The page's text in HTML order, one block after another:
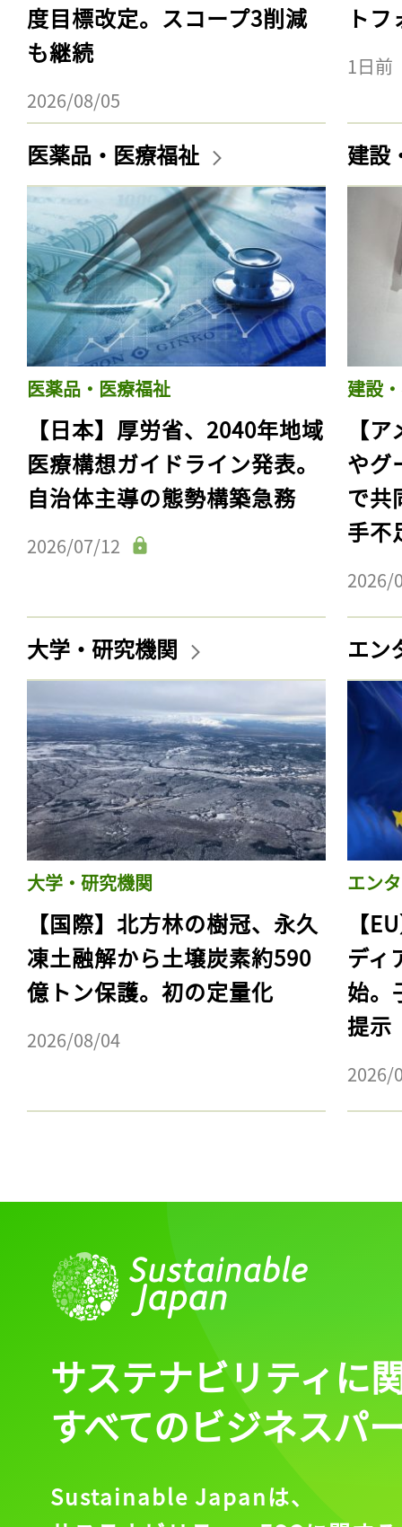
度目標改定。スコープ3削減
も継続
2026/08/05
ト
1日前
医薬品・医療福祉
医薬品・医療福祉
【日本】厚労省、2040年地域
医療構想ガイドライン発表。
自治体主導の態勢構築急務
2026/07/12
建設
建設
【
やグ
で共
手不
2026/
大学・研究機関
大学・研究機関
【国際】北方林の樹冠、永久
凍土融解から土壌炭素約590
億トン保護。初の定量化
2026/08/04
エン
エン
【
ディ
始。
提示
2026/
記事をお気に入りに
ログインが必
サステナビリティに
すべてのビジネスパ
Sustainable Japanは、